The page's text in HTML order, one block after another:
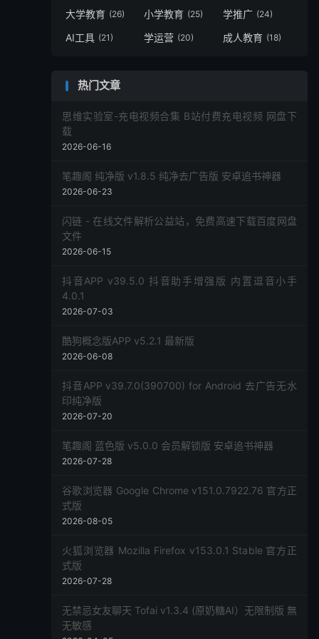
大学教育 (26) 小学教育 (25) 学推广 (24)
AI工具 (21) 学运营 (20) 成人教育 (18)
热门文章
思维实验室-充电视频合集 B站付费充电视频 网盘下
载
2026-06-16
笔趣阁 纯净版 v1.8.5 纯净去广告版 安卓追书神器
2026-06-23
闪链 - 在线文件解析公益站，免费高速下载百度网盘
文件
2026-06-15
抖音APP v39.5.0 抖音助手增强版 内置逗音小手
4.0.1
2026-07-03
酷狗概念版APP v5.2.1 最新版
2026-06-08
抖音APP v39.7.0(390700) for Android 去广告无水
印纯净版
2026-07-20
笔趣阁 蓝色版 v5.0.0 会员解锁版 安卓追书神器
2026-07-28
谷歌浏览器 Google Chrome v151.0.7922.76 官方正
式版
2026-08-05
火狐浏览器 Mozilla Firefox v153.0.1 Stable 官方正
式版
2026-07-28
无禁忌女友聊天 Tofai v1.3.4 (原奶糖AI）无限制版 無
无敏感